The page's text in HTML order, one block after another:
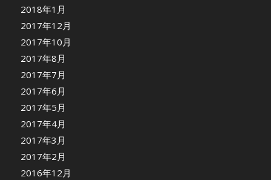
2018年1月
2017年12月
2017年10月
2017年8月
2017年7月
2017年6月
2017年5月
2017年4月
2017年3月
2017年2月
2016年12月